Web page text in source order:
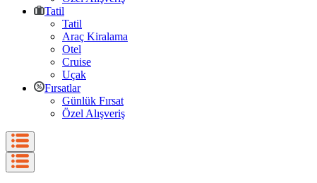
Tatil
Tatil
Araç Kiralama
Otel
Cruise
Uçak
Fırsatlar
Günlük Fırsat
Özel Alışveriş